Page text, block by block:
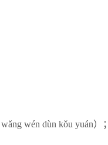
wén dùn kǒu yuán）；